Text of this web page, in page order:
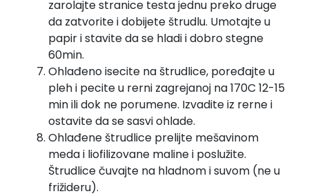
zarolajte stranice testa jednu preko druge
da zatvorite i dobijete štrudlu. Umotajte u
papir i stavite da se hladi i dobro stegne
60min.
Ohlađeno isecite na štrudlice, poređajte u
pleh i pecite u rerni zagrejanoj na 170C 12-15
min ili dok ne porumene. Izvadite iz rerne i
ostavite da se sasvi ohlade.
Ohlađene štrudlice prelijte mešavinom
meda i liofilizovane maline i poslužite.
Štrudlice čuvajte na hladnom i suvom (ne u
frižideru).